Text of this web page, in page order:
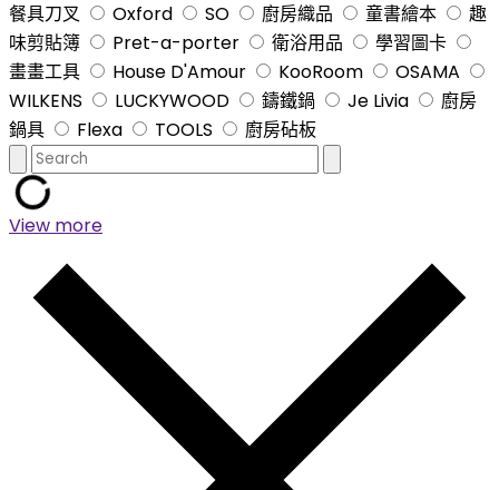
餐具刀叉
Oxford SO 廚房織品 童書繪本
趣
味剪貼簿
Pret-a-porter 衛浴用品
學習圖卡
畫畫工具
House D'Amour KooRoom
OSAMA
WILKENS
LUCKYWOOD 鑄鐵鍋 Je Livia
廚房
鍋具
Flexa TOOLS 廚房砧板
View more